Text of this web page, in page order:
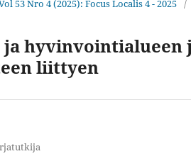
53 Nro 4 (2025): Focus Localis 4 - 2025 /
hyvinvointialueen
liittyen